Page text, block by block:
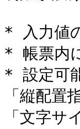
* 入力値
* 帳票内
* 設定可
「縦配置
「文字